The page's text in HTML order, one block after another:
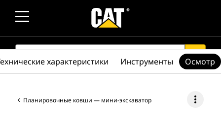
SEARCH search
Планировочные ковши — мини-экскаватор more_vert
характеристики Инструменты Осмотр